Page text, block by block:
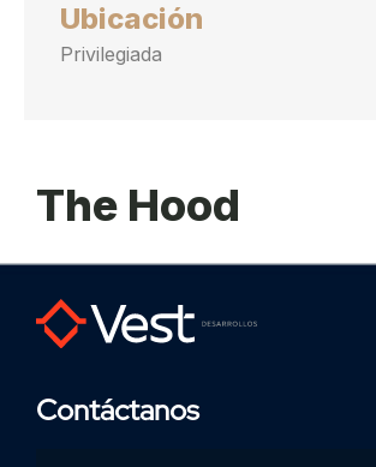
Ubicación
Privilegiada
The Hood
Contáctanos